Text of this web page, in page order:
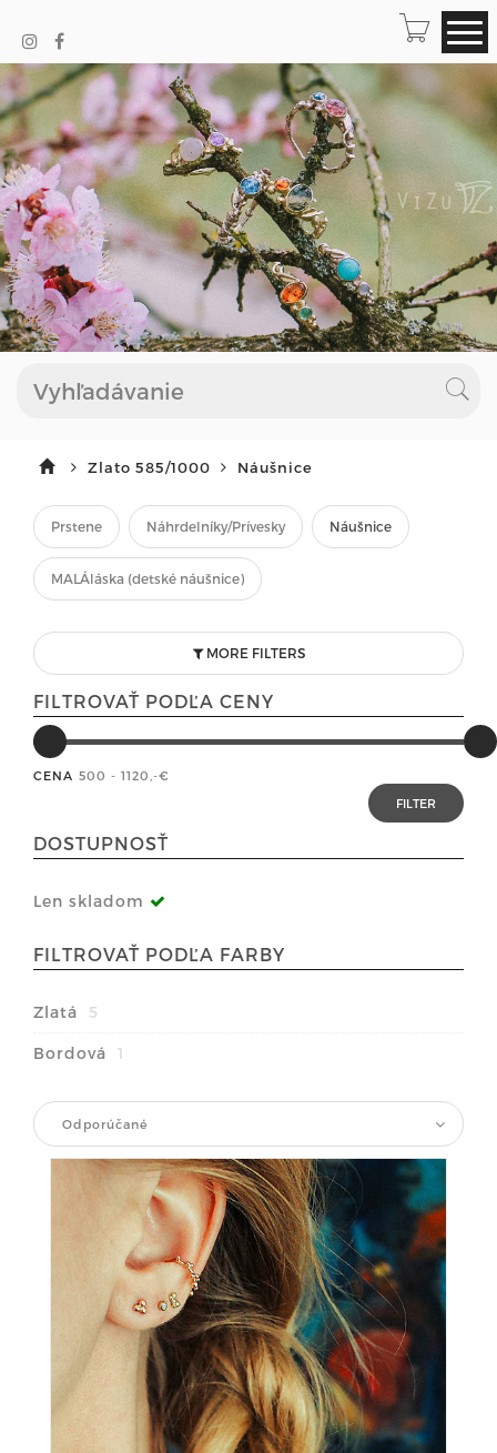
Zlato 585/1000 Náušnice
Prstene Náhrdelníky/Prívesky Náušnice
MALÁláska (detské náušnice)
MORE FILTERS
FILTROVAŤ PODĽA CENY
CENA 500 - 1120 ,-€
DOSTUPNOSŤ
Len skladom
FILTROVAŤ PODĽA FARBY
Zlatá 5
Bordová 1
Odporúčané